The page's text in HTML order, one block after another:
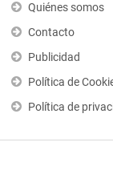
Quiénes somos
Contacto
Publicidad
Política de
Política de